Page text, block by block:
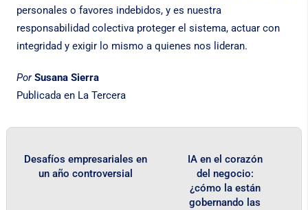
personales o favores indebidos, y es nuestra
responsabilidad colectiva proteger el sistema, actuar con
integridad y exigir lo mismo a quienes nos lideran.
PorSusana Sierra
Publicada en La Tercera
Desafíos empresariales en
un año controversial
IA en el corazón
del negocio:
¿cómo la están
gobernando las